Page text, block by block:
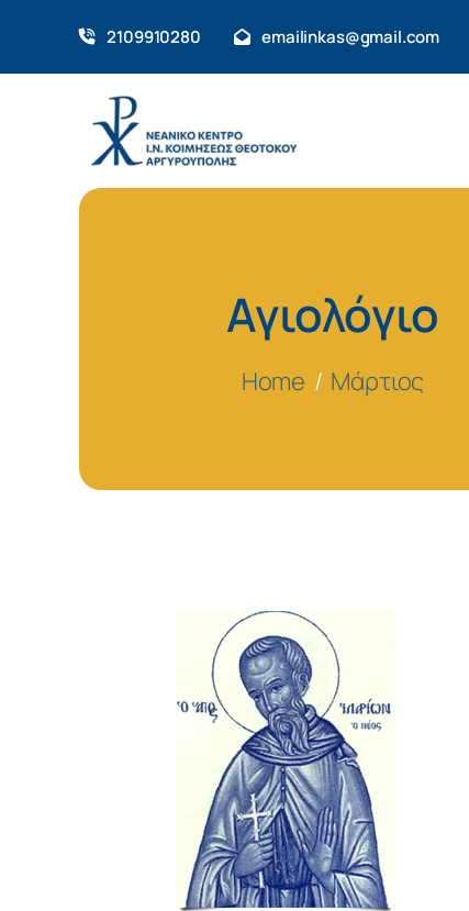
content
2109910280 emailinkas@gmail.com
Αγιολόγιο
Home Μάρτιος